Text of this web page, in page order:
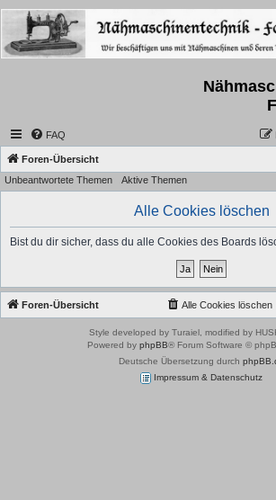
FAQ
Foren-Übersicht
Unbeantwortete Themen Aktive Themen
Alle Cookies löschen
Bist du dir sicher, dass du alle Cookies des Boards
Foren-Übersicht Alle Cookies löschen
Style developed by Turaiel, modified by
Powered by phpBB® Forum Software ©
Deutsche Übersetzung durch
Impressum & Datenschutz